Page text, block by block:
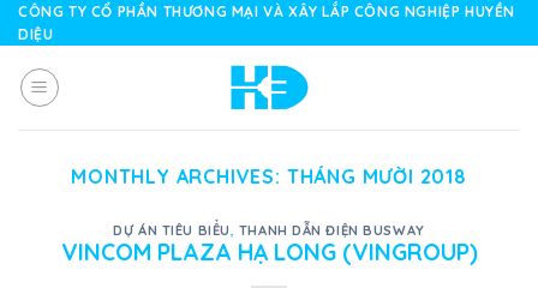
Skip
to
content
CÔNG TY CỔ PHẦN THƯƠNG MẠI VÀ XÂY LẮP CÔNG NGHIỆP HUYỀN
DIỆU
MONTHLY ARCHIVES: THÁNG MƯỜI 2018
DỰ ÁN TIÊU BIỂU, THANH DẪN ĐIỆN BUSWAY
VINCOM PLAZA HẠ LONG (VINGROUP)